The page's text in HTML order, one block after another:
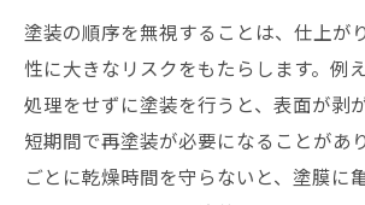
塗装の順序を無視することは、仕上が
性に大きなリスクをもたらします。例
処理をせずに塗装を行うと、表面が剥
短期間で再塗装が必要になることがあ
ごとに乾燥時間を守らないと、塗膜に